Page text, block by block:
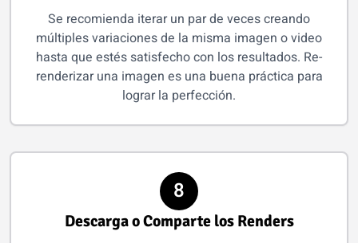
Se recomienda iterar un par de veces creando
múltiples variaciones de la misma imagen o video
hasta que estés satisfecho con los resultados. Re-
renderizar una imagen es una buena práctica para
lograr la perfección.
8
Descarga o Comparte los Renders